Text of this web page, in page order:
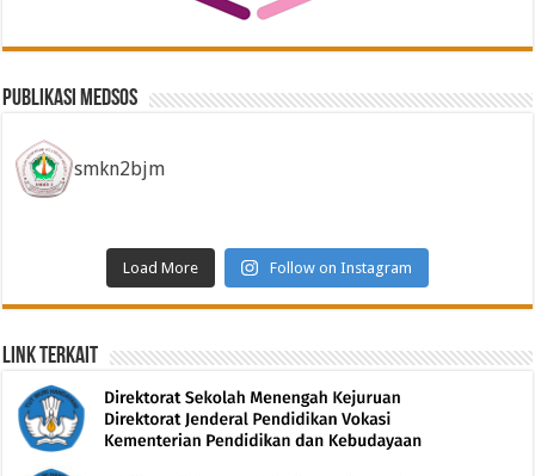
Publikasi Medsos
smkn2bjm
Load More Follow on Instagram
Link Terkait